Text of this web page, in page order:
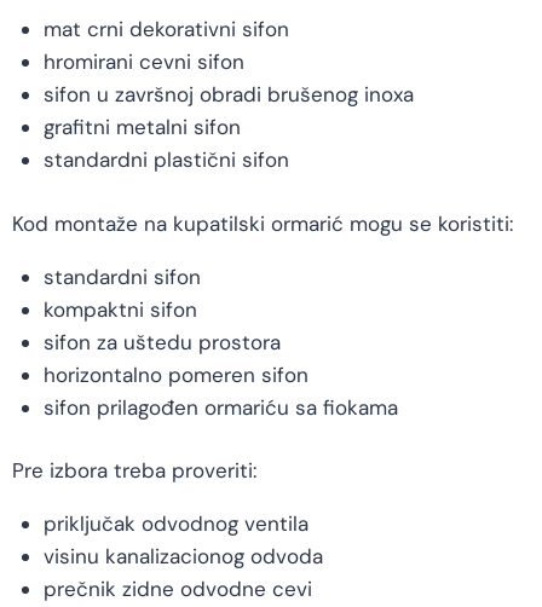
mat crni dekorativni sifon
hromirani cevni sifon
sifon u završnoj obradi brušenog inoxa
grafitni metalni sifon
standardni plastični sifon
Kod montaže na kupatilski ormarić mogu se koristiti:
standardni sifon
kompaktni sifon
sifon za uštedu prostora
horizontalno pomeren sifon
sifon prilagođen ormariću sa fiokama
Pre izbora treba proveriti:
priključak odvodnog ventila
visinu kanalizacionog odvoda
prečnik zidne odvodne cevi